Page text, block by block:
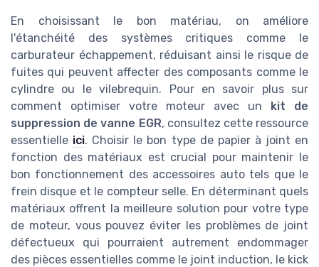
En choisissant le bon matériau, on améliore
l'étanchéité des systèmes critiques comme le
carburateur échappement, réduisant ainsi le risque de
fuites qui peuvent affecter des composants comme le
cylindre ou le vilebrequin. Pour en savoir plus sur
comment optimiser votre moteur avec un kit de
suppression de vanne EGR, consultez cette ressource
essentielle ici. Choisir le bon type de papier à joint en
fonction des matériaux est crucial pour maintenir le
bon fonctionnement des accessoires auto tels que le
frein disque et le compteur selle. En déterminant quels
matériaux offrent la meilleure solution pour votre type
de moteur, vous pouvez éviter les problèmes de joint
défectueux qui pourraient autrement endommager
des pièces essentielles comme le joint induction, le kick